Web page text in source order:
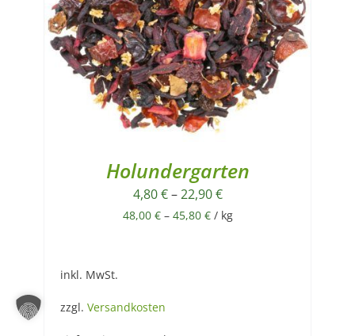
Holundergarten
4,80€–22,90€
48,00 €– 45,80 €/ kg
inkl. MwSt.
zzgl. Versandkosten